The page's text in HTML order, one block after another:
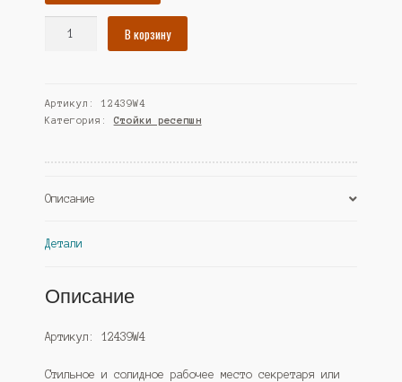
"Илона"
№30
Дуб
(Westcom)
В корзину
Артикул:12439W4
Категория: Стойки ресепшн
Описание
Детали
Описание
Артикул: 12439W4
Стильное и солидное рабочее место секретаря или